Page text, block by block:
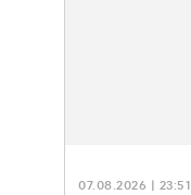
07.08.2026 | 23:51